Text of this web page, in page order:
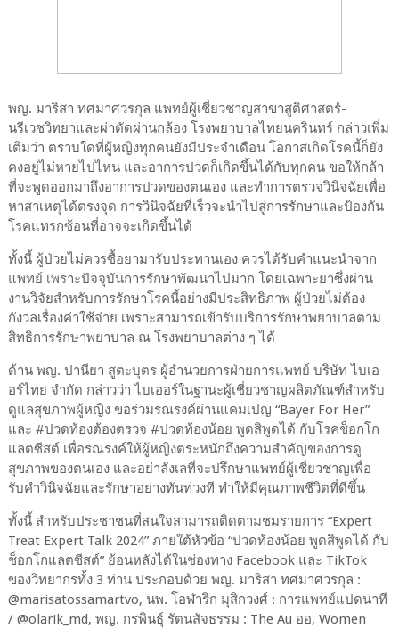
พญ. มาริสา ทศมาศวรกุล แพทย์ผู้เชี่ยวชาญสาขาสูติศาสตร์-
นรีเวชวิทยาและผ่าตัดผ่านกล้อง โรงพยาบาลไทยนครินทร์ กล่าวเพิ่ม
เติมว่า ตราบใดที่ผู้หญิงทุกคนยังมีประจำเดือน โอกาสเกิดโรคนี้ก็ยัง
คงอยู่ไม่หายไปไหน และอาการปวดก็เกิดขึ้นได้กับทุกคน ขอให้กล้า
ที่จะพูดออกมาถึงอาการปวดของตนเอง และทำการตรวจวินิจฉัยเพื่อ
หาสาเหตุได้ตรงจุด การวินิจฉัยที่เร็วจะนำไปสู่การรักษาและป้องกัน
โรคแทรกซ้อนที่อาจจะเกิดขึ้นได้
ทั้งนี้ ผู้ป่วยไม่ควรซื้อยามารับประทานเอง ควรได้รับคำแนะนำจาก
แพทย์ เพราะปัจจุบันการรักษาพัฒนาไปมาก โดยเฉพาะยาซึ่งผ่าน
งานวิจัยสำหรับการรักษาโรคนี้อย่างมีประสิทธิภาพ ผู้ป่วยไม่ต้อง
กังวลเรื่องค่าใช้จ่าย เพราะสามารถเข้ารับบริการรักษาพยาบาลตาม
สิทธิการรักษาพยาบาล ณ โรงพยาบาลต่าง ๆ ได้
ด้าน พญ. ปานียา สูตะบุตร ผู้อำนวยการฝ่ายการแพทย์ บริษัท ไบเอ
อร์ไทย จำกัด กล่าวว่า ไบเออร์ในฐานะผู้เชี่ยวชาญผลิตภัณฑ์สำหรับ
ดูแลสุขภาพผู้หญิง ขอร่วมรณรงค์ผ่านแคมเปญ “Bayer For Her”
และ #ปวดท้องต้องตรวจ #ปวดท้องน้อย พูดสิพูดได้ กับโรคช็อกโก
แลตซีสต์ เพื่อรณรงค์ให้ผู้หญิงตระหนักถึงความสำคัญของการดู
สุขภาพของตนเอง และอย่าลังเลที่จะปรึกษาแพทย์ผู้เชี่ยวชาญเพื่อ
รับคำวินิจฉัยและรักษาอย่างทันท่วงที ทำให้มีคุณภาพชีวิตที่ดีขึ้น
ทั้งนี้ สำหรับประชาชนที่สนใจสามารถติดตามชมรายการ “Expert
Treat Expert Talk 2024” ภายใต้หัวข้อ “ปวดท้องน้อย พูดสิพูดได้ กับ
ช็อกโกแลตซีสต์” ย้อนหลังได้ในช่องทาง Facebook และ TikTok
ของวิทยากรทั้ง 3 ท่าน ประกอบด้วย พญ. มาริสา ทศมาศวรกุล :
@marisatossamartvo, นพ. โอฬาริก มุสิกวงศ์ : การแพทย์แปดนาที
/ @olarik_md, พญ. กรพินธุ์ รัตนสัจธรรม : The Au ออ, Women